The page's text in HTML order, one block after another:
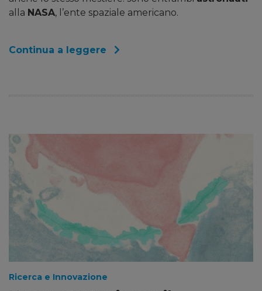
alla NASA, l’ente spaziale americano.
Continua a leggere
Ricerca e Innovazione